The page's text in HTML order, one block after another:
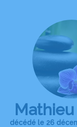
Mathieu
décédé le 26